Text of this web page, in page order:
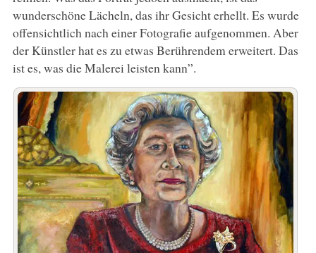
wunderschöne Lächeln, das ihr Gesicht erhellt. Es wurde
offensichtlich nach einer Fotografie aufgenommen. Aber
der Künstler hat es zu etwas Berührendem erweitert. Das
ist es, was die Malerei leisten kann”.